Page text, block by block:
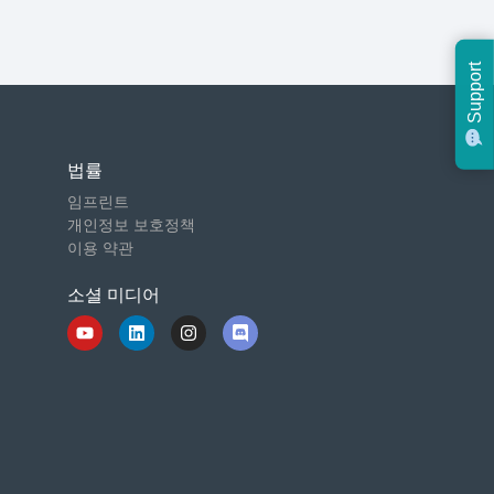
법률
임프린트
개인정보 보호정책
이용 약관
소셜 미디어
Support